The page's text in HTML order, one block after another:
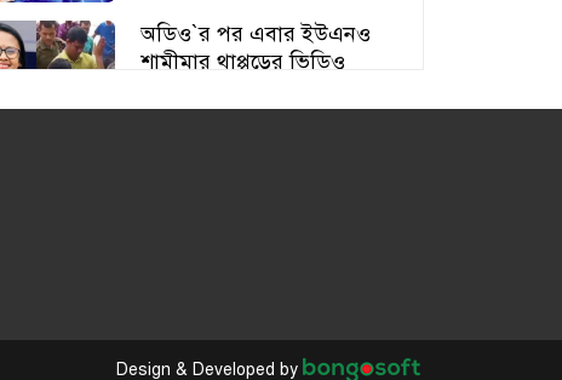
অডিও‍‍`র পর এবার ইউএনও
শামীমার থাপ্পড়ের ভিডিও
Design & Developed by